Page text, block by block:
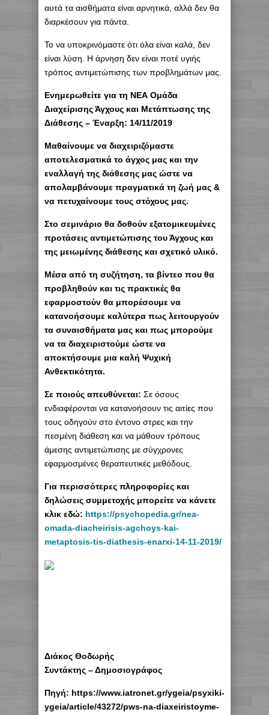
αυτά τα αισθήματα είναι αρνητικά, αλλά δεν θα
διαρκέσουν για πάντα.
Το να υποκρινόμαστε ότι όλα είναι καλά, δεν
είναι λύση. Η άρνηση δεν είναι ποτέ υγιής
τρόπος αντιμετώπισης των προβλημάτων μας.
Eνημερωθείτε για τη ΝΕΑ Ομάδα
Διαχείρισης Άγχους και Μετάπτωσης της
Διάθεσης – Έναρξη: 14/11/2019
Μαθαίνουμε να διαχειριζόμαστε
αποτελεσματικά το άγχος μας και την
εναλλαγή της διάθεσης μας ώστε να
απολαμβάνουμε πραγματικά τη ζωή μας &
να πετυχαίνουμε τους στόχους μας.
Στο σεμινάριο θα δοθούν εξατομικευμένες
προτάσεις αντιμετώπισης του Άγχους και
της μειωμένης διάθεσης και σχετικό υλικό.
Μέσα από τη συζήτηση, τα βίντεο που θα
προβληθούν και τις πρακτικές θα
εφαρμοστούν θα μπορέσουμε να
κατανοήσουμε καλύτερα πως λειτουργούν
τα συναισθήματα μας και πως μπορούμε
να τα διαχειριστούμε ώστε να
αποκτήσουμε μια καλή Ψυχική
Ανθεκτικότητα.
Σε ποιούς απευθύνεται: Σε όσους
ενδιαφέρονται να κατανοήσουν τις αιτίες που
τους οδηγούν στο έντονο στρες και την
πεσμένη διάθεση και να μάθουν τρόπους
άμεσης αντιμετώπισης με σύγχρονες
εφαρμοσμένες θεραπευτικές μεθόδους.
Για περισσότερες πληροφορίες και
δηλώσεις συμμετοχής μπορείτε να κάνετε
κλικ εδώ: https://psychopedia.gr/nea-
omada-diacheirisis-agchoys-kai-
metaptosis-tis-diathesis-enarxi-14-11-2019/
Διάκος Θοδωρής
Συντάκτης – Δημοσιογράφος
Πηγή: https://www.iatronet.gr/ygeia/psyxiki-
ygeia/article/43272/pws-na-diaxeiristoyme-